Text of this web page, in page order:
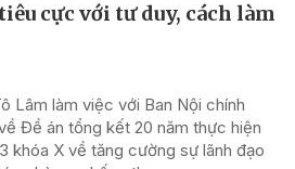
cực với tư duy, cách làm
Lâm làm việc với Ban Nội chính
Đề án tổng kết 20 năm thực hiện
khóa X về tăng cường sự lãnh đạo